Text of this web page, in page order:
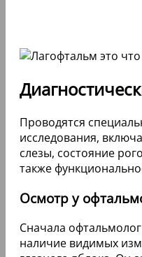
Проводятся
исследования,
слезы, состояние
также
Осмотр у
Сначала
наличие видимых